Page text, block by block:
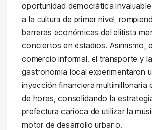
oportunidad democrática
a la cultura de primer nivel,
barreras económicas del elitista
conciertos en estadios. Asimismo,
comercio informal, el transporte y la
gastronomía local experimentaron
inyección financiera multimillonaria
de horas, consolidando la
prefectura carioca de utilizar la
motor de desarrollo urbano.